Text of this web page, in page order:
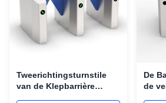
Tweerichtingsturnstile
van de Klepbarrière
De
de